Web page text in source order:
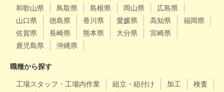
和歌山県
鳥取県 島根県 岡山県
広島県
山口県
徳島県 香川県 愛媛県 高知県
福岡県
佐賀県
長崎県 熊本県 大分県
宮崎県
鹿児島県
沖縄県
職種から探す
工場スタッフ・工場内作業 組立・組付け 加工
検査